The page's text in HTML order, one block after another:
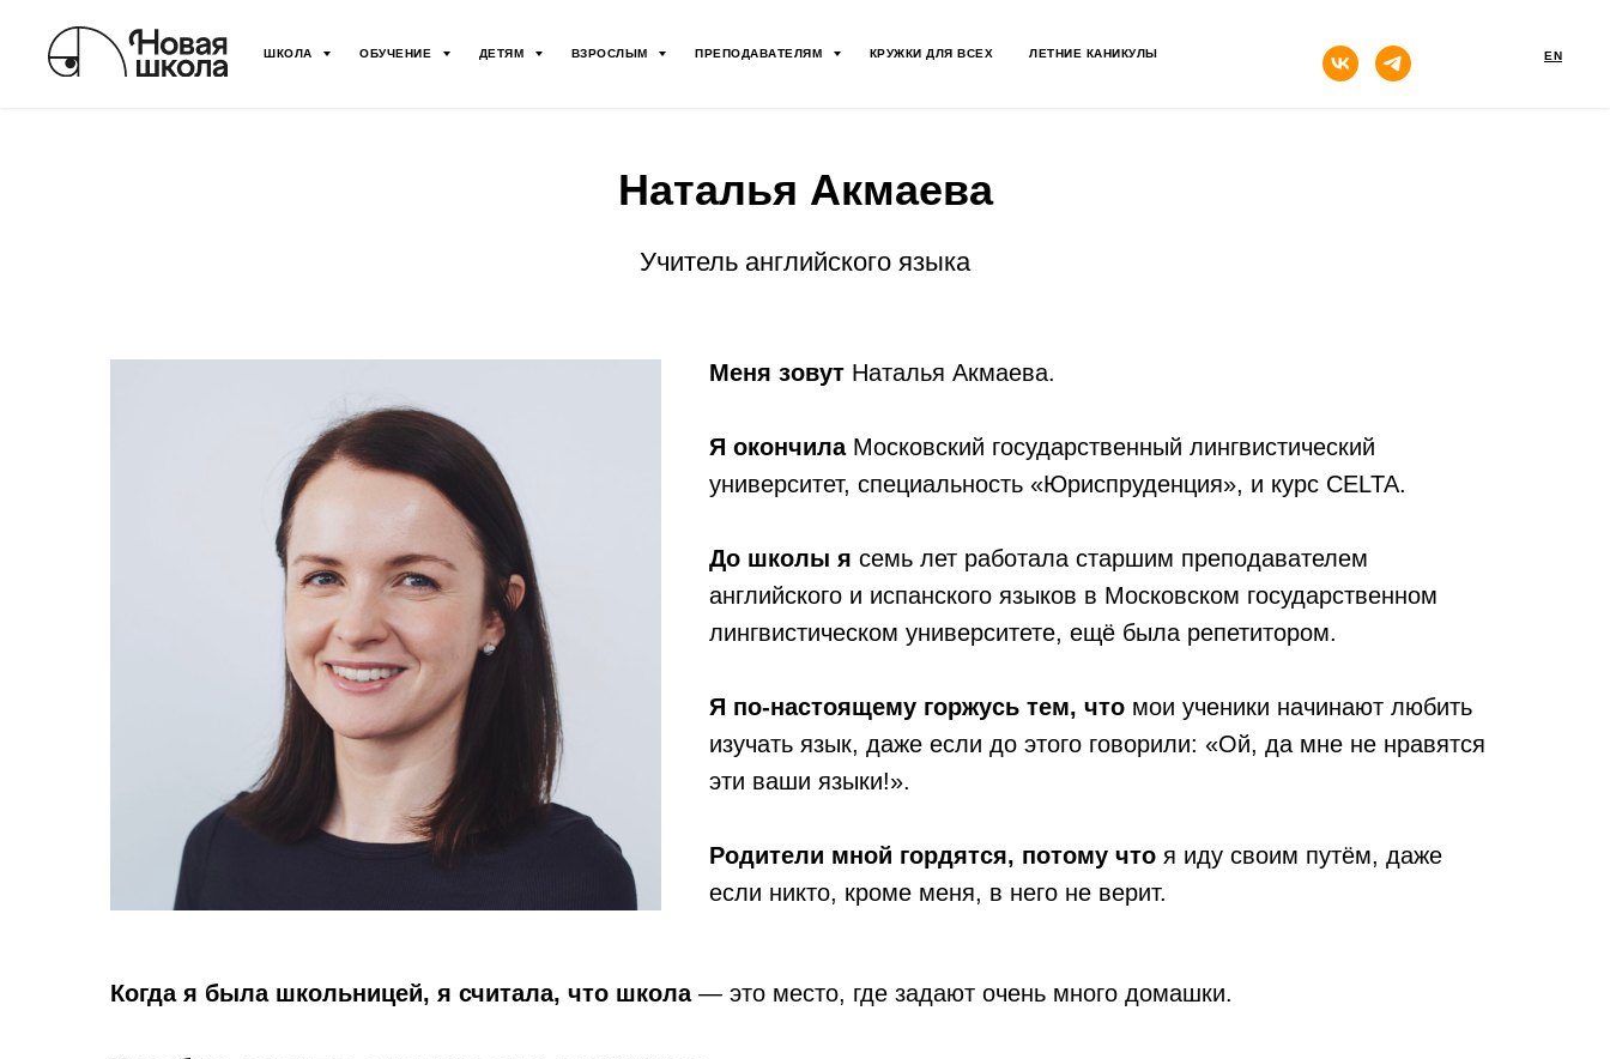
ШКОЛА ОБУЧЕНИЕ ДЕТЯМ ВЗРОСЛЫМ ПРЕПОДАВАТЕЛЯМ КРУЖКИ ДЛЯ ВСЕХ ЛЕТНИЕ КАНИКУЛЫ EN
Наталья Акмаева
Учитель английского языка
Меня зовут Наталья Акмаева.
Я окончила Московский государственный лингвистический
университет, специальность «Юриспруденция», и курс CELTA.
До школы я семь лет работала старшим преподавателем
английского и испанского языков в Московском государственном
лингвистическом университете, ещё была репетитором.
Я по-настоящему горжусь тем, что мои ученики начинают любить
изучать язык, даже если до этого говорили: «Ой, да мне не нравятся
эти ваши языки!».
Родители мной гордятся, потому что я иду своим путём, даже
если никто, кроме меня, в него не верит.
Когда я была школьницей, я считала, что школа — это место, где задают очень много домашки.